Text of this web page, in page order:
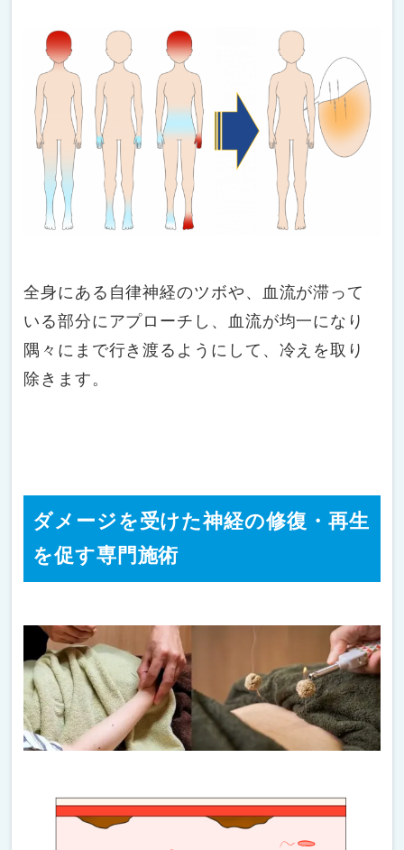
全身にある自律神経のツボや、血流が滞って
いる部分にアプローチし、血流が均一になり
隅々にまで行き渡るようにして、冷えを取り
除きます。
ダメージを受けた神経の修復・再生
を促す専門施術